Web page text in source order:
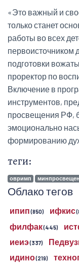
«Это важный и
только станет
работы во всех
первоисточником
подготовки
проректор по
Включение в
инструментов,
просвещения РФ,
эмоционально
формированию
теги:
овримп
Облако тегов
ипип(850) ифкис
филфак(445)
иеиэ(337)
идино(219)